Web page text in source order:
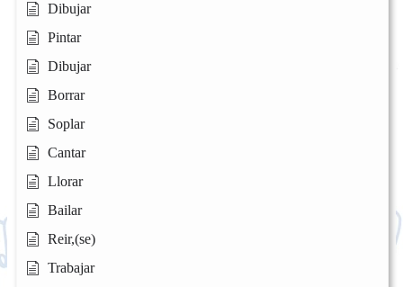
Dibujar
Pintar
Dibujar
Borrar
Soplar
Cantar
Llorar
Bailar
Reir,(se)
Trabajar